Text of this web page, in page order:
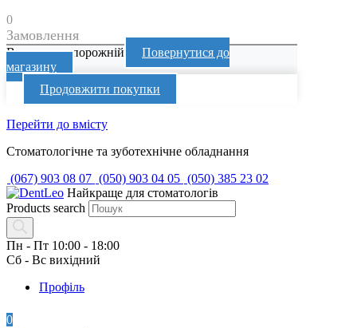
0
Замовлення
Ваш кошик порожній
Повернутися до
магазину
Продовжити покупки
Перейти до вмісту
Стоматологічне та зуботехнічне обладнання
(067) 903 08 07 (050) 903 04 05 (050) 385 23 02
Найкраще для стоматологів
Products search
Пн - Пт 10:00 - 18:00
Сб - Вс вихідний
Профіль
0